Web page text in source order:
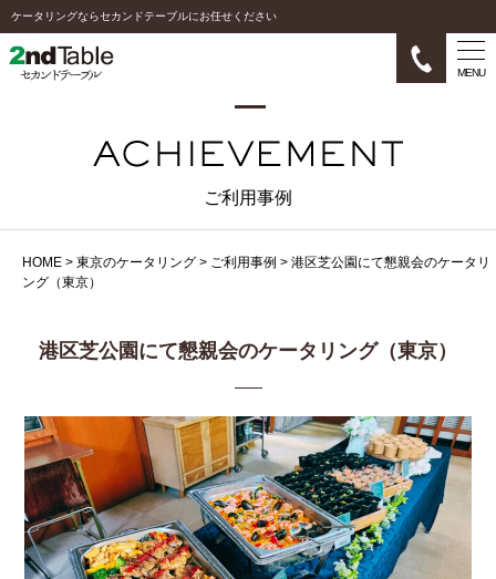
ケータリングならセカンドテーブルにお任せください
MENU
ご利用事例
HOME > 東京のケータリング > ご利用事例 > 港区芝公園にて懇親会のケータリ
ング（東京）
港区芝公園にて懇親会のケータリング（東京）